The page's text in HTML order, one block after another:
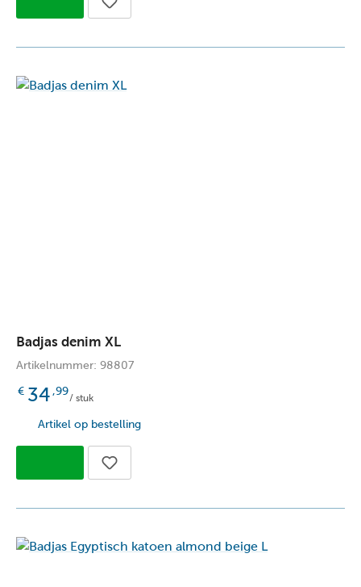
Badjas denim XL
Artikelnummer: 98807
€ 34 ,99
/ stuk
Artikel op bestelling